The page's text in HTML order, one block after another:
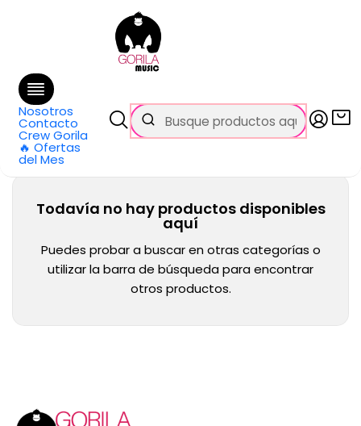
Nosotros
Contacto
Crew Gorila
🔥 Ofertas
del Mes
GRATIS
en Santiago y $99.990 en Regiones
Categorías Fundas y Cases
Amplificadores
Todavía no hay productos disponibles
aquí
Puedes probar a buscar en otras categorías o
utilizar la barra de búsqueda para encontrar
otros productos.